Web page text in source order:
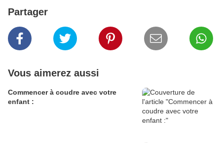
Partager
Vous aimerez aussi
Commencer à coudre avec votre
enfant :